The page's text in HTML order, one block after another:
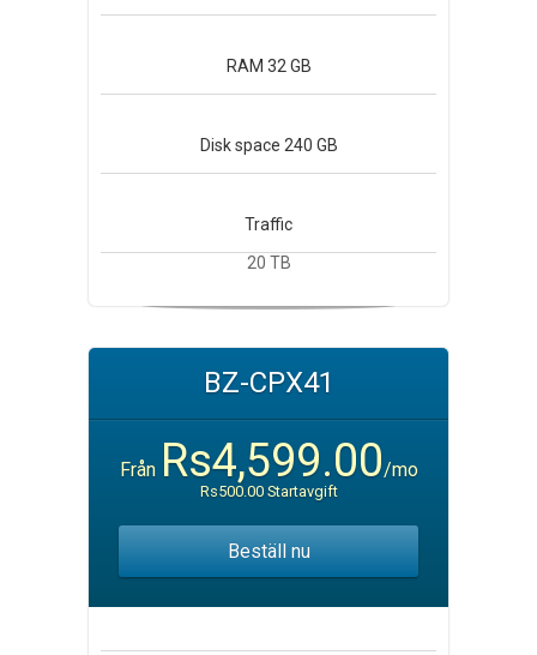
RAM 32 GB
Disk space 240 GB
Traffic
20 TB
BZ-CPX41
Från Rs4,599.00/mo
Rs500.00 Startavgift
Beställ nu